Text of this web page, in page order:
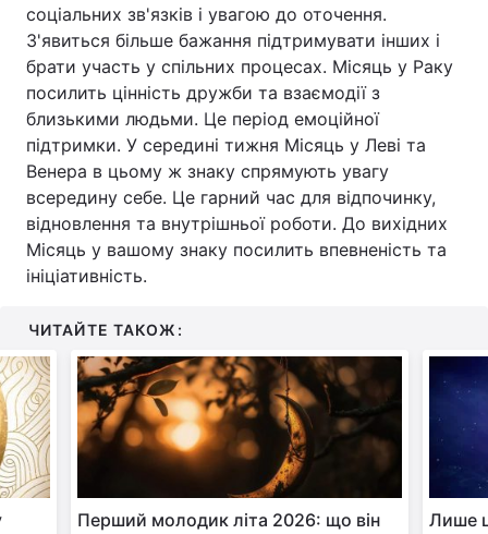
соціальних зв'язків і увагою до оточення.
З'явиться більше бажання підтримувати інших і
брати участь у спільних процесах. Місяць у Раку
посилить цінність дружби та взаємодії з
близькими людьми. Це період емоційної
підтримки. У середині тижня Місяць у Леві та
Венера в цьому ж знаку спрямують увагу
всередину себе. Це гарний час для відпочинку,
відновлення та внутрішньої роботи. До вихідних
Місяць у вашому знаку посилить впевненість та
ініціативність.
ЧИТАЙТЕ ТАКОЖ:
Перший молодик літа 2026: що він
Лише